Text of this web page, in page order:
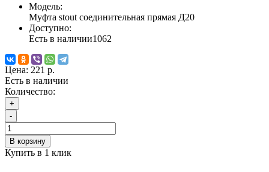
Модель:
Муфта stout соединительная прямая Д20
Доступно:
Есть в наличии1062
Цена: 221 р.
Есть в наличии
Количество:
+
-
В корзину
Купить в 1 клик